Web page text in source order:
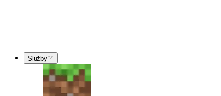
Služby